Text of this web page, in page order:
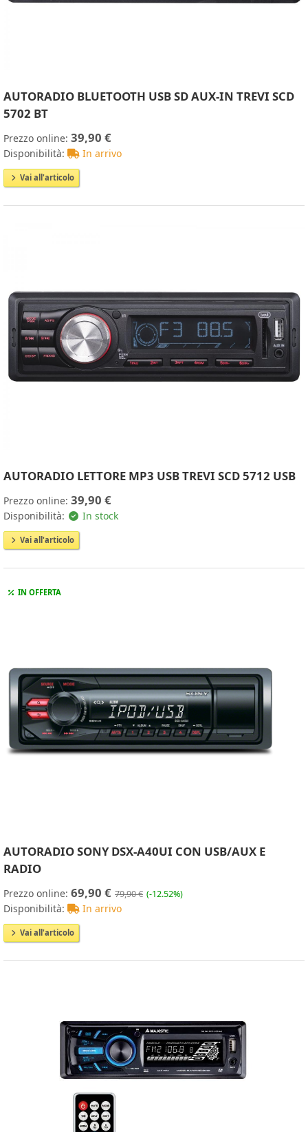
AUTORADIO BLUETOOTH USB SD AUX-IN TREVI SCD
5702 BT
Prezzo online: 39,90 €
Disponibilità: In arrivo
Vai all'articolo
AUTORADIO LETTORE MP3 USB TREVI SCD 5712 USB
Prezzo online: 39,90 €
Disponibilità: In stock
Vai all'articolo
IN OFFERTA
AUTORADIO SONY DSX-A40UI CON USB/AUX E
RADIO
Prezzo online: 69,90 € 79,90 € (-12.52%)
Disponibilità: In arrivo
Vai all'articolo